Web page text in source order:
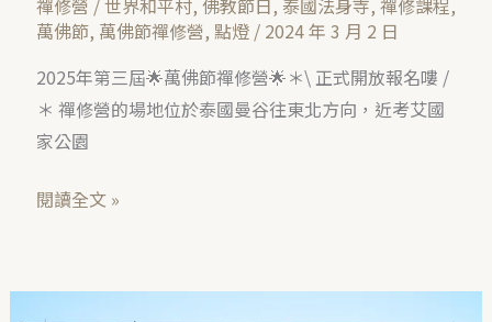
禪修營 /世界和平村, 佛教節日, 泰國法身寺, 禪修課程,
萬佛節, 萬佛節禪修營, 點燈/ 2024 年 3 月 2 日
2025年第三屆🌟萬佛節禪修營🌟＊\ 正式開放報名嘍 /
＊ 禪修營的場地位於泰國曼谷往東北方向，近考艾國
家公園
～
閱讀全文 »